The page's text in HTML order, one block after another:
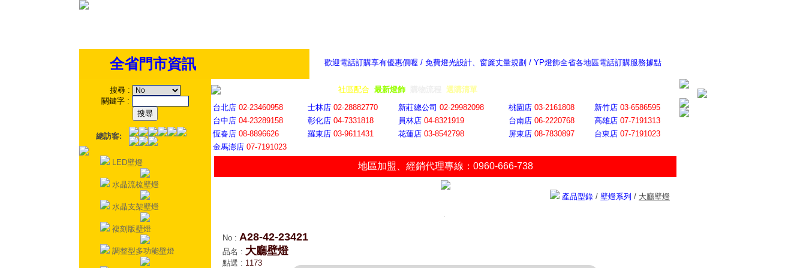
歡迎電話訂購享有優惠價喔 / 免費燈光設計、窗簾丈量規劃 / YP燈飾全省各地區電話訂購服務據點
全省門市資訊
搜尋 :
關鍵字 :
總訪客:
LED壁燈
水晶流梳壁燈
水晶支架壁燈
複刻版壁燈
調整型多功能壁燈
社區配合 最新燈飾 選購清單
台北店 02-23460958 士林店 02-28882770 新莊總公司 02-29982098 桃園店 03-2161808 新竹店 03-6586595
台中店 04-23289158 彰化店 04-7331818 員林店 04-8321919 台南店 06-2220768 高雄店 07-7191313
恆春店 08-8896626 羅東店 03-9611431 花蓮店 03-8542798 屏東店 08-7830897 台東店 07-7191023
金馬澎店 07-7191023
地區加盟 經銷代理專線：0960-666-738
產品型錄 / 壁燈系列 / 大廳壁燈
No : A28-42-23421
品名 : 大廳壁燈
點選 : 1173